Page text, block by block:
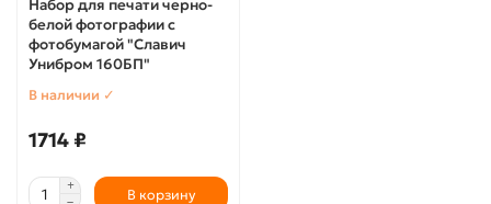
Набор для печати черно-
белой фотографии с
фотобумагой "Славич
Унибром 160БП"
В наличии ✓
1714 ₽
В корзину